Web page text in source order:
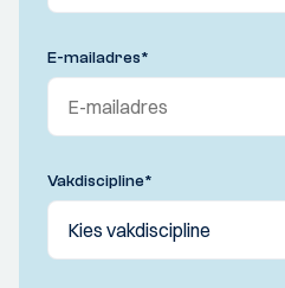
E-mailadres*
Vakdiscipline*